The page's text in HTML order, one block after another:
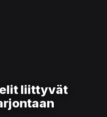
liittyvät